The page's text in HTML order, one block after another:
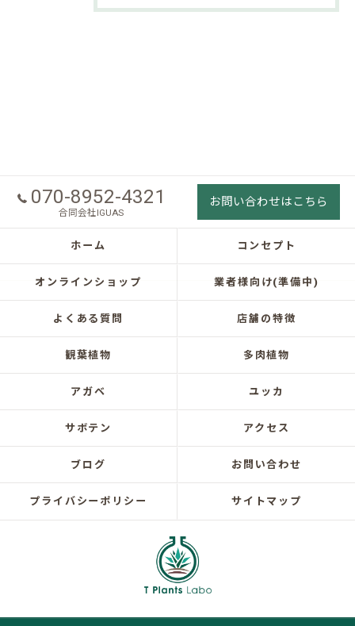
070-8952-4321
合同会社IGUAS
お問い合わせはこちら
ホーム コンセプト
オンラインショップ 業者様向け(準備中)
よくある質問 店舗の特徴
観葉植物 多肉植物
アガベ ユッカ
サボテン アクセス
ブログ お問い合わせ
プライバシーポリシー サイトマップ